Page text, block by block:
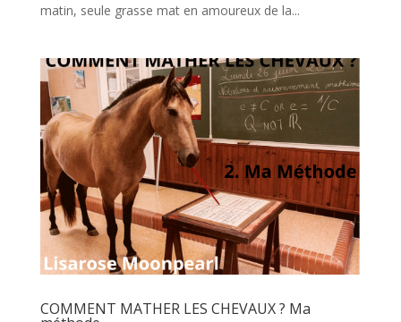
matin, seule grasse mat en amoureux de la...
COMMENT MATHER LES CHEVAUX ? Ma